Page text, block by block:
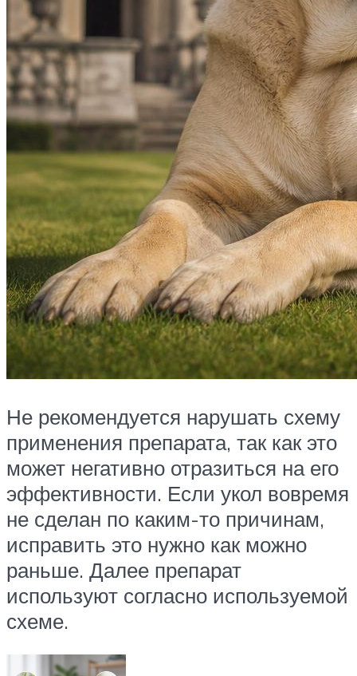
Не рекомендуется нарушать схему
применения препарата, так как это
может негативно отразиться на его
эффективности. Если укол вовремя
не сделан по каким-то причинам,
исправить это нужно как можно
раньше. Далее препарат
используют согласно используемой
схеме.